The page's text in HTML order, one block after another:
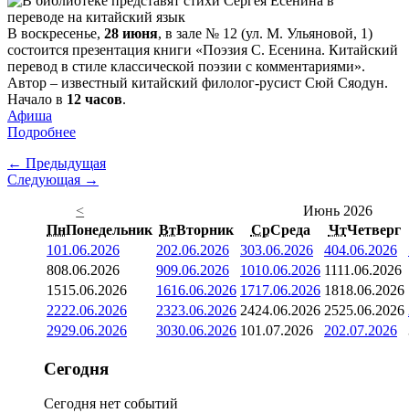
В воскресенье, 28 июня, в зале № 12 (ул. М. Ульяновой, 1)
состоится презентация книги «Поэзия С. Есенина. Китайский
перевод в стиле классической поэзии с комментариями».
Автор – известный китайский филолог-русист Сюй Сяодун.
Начало в 12 часов.
Афиша
Подробнее
← Предыдущая
Следующая →
<
Июнь 2026
ПнПонедельник ВтВторник СрСреда ЧтЧетверг
101.06.2026 202.06.2026 303.06.2026 404.06.2026
808.06.2026 909.06.2026 1010.06.2026 1111.06.2026
1515.06.2026 1616.06.2026 1717.06.2026 1818.06.2026
2222.06.2026 2323.06.2026 2424.06.2026 2525.06.2026
2929.06.2026 3030.06.2026 101.07.2026 202.07.2026
Сегодня
Сегодня нет событий